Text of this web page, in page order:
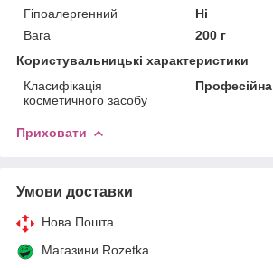
Гіпоалергенний
Ні
Вага
200 г
Користувальницькі характеристики
Класифікація
косметичного засобу
Професійна
Приховати
Умови доставки
Нова Пошта
Магазини Rozetka